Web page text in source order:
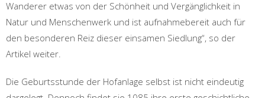
Wanderer etwas von der Schönheit und Vergänglichkeit in
Natur und Menschenwerk und ist aufnahmebereit auch für
den besonderen Reiz dieser einsamen Siedlung“, so der
Artikel weiter.
Die Geburtsstunde der Hofanlage selbst ist nicht eindeutig